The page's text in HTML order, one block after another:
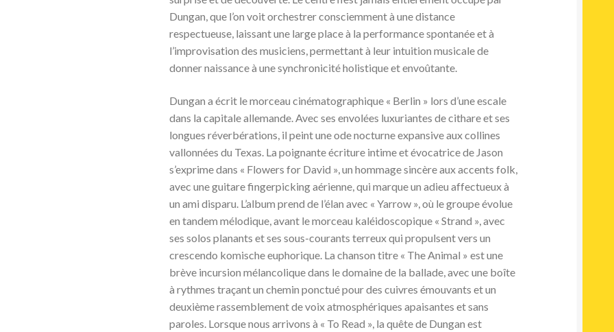
Dungan, que l’on voit orchestrer consciemment à une distance
respectueuse, laissant une large place à la performance spontanée et à
l’improvisation des musiciens, permettant à leur intuition musicale de
donner naissance à une synchronicité holistique et envoûtante.
Dungan a écrit le morceau cinématographique « Berlin » lors d’une escale
dans la capitale allemande. Avec ses envolées luxuriantes de cithare et ses
longues réverbérations, il peint une ode nocturne expansive aux collines
vallonnées du Texas. La poignante écriture intime et évocatrice de Jason
s’exprime dans « Flowers for David », un hommage sincère aux accents folk,
avec une guitare fingerpicking aérienne, qui marque un adieu affectueux à
un ami disparu. L’album prend de l’élan avec « Yarrow », où le groupe évolue
en tandem mélodique, avant le morceau kaléidoscopique « Strand », avec
ses solos planants et ses sous-courants terreux qui propulsent vers un
crescendo komische euphorique. La chanson titre « The Animal » est une
brève incursion mélancolique dans le domaine de la ballade, avec une boîte
à rythmes traçant un chemin ponctué pour des cuivres émouvants et un
deuxième rassemblement de voix atmosphériques apaisantes et sans
paroles. Lorsque nous arrivons à « To Read », la quête de Dungan est